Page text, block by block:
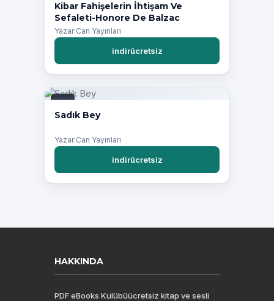
Kibar Fahişelerin İhtişam Ve
Sefaleti-Honore De Balzac
Yazar:Can Yayınları
indirücretsiz
PDF
Sadık Bey
Yazar:Can Yayınları
indirücretsiz
HAKKINDA
PDF eBooks Kulübüücretsiz kitap ve sesli